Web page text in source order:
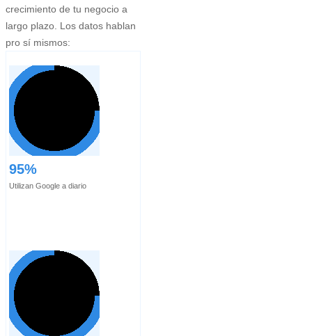
crecimiento de tu negocio a
largo plazo. Los datos hablan
pro sí mismos:
95%
Utilizan Google a diario